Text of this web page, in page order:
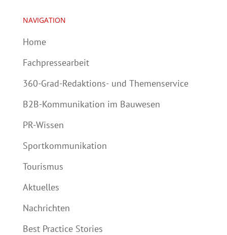
NAVIGATION
Home
Fachpressearbeit
360-Grad-Redaktions- und Themenservice
B2B-Kommunikation im Bauwesen
PR-Wissen
Sportkommunikation
Tourismus
Aktuelles
Nachrichten
Best Practice Stories